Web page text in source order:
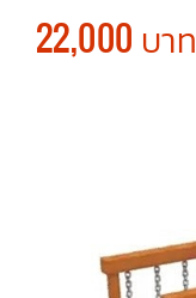
22,000 บาท